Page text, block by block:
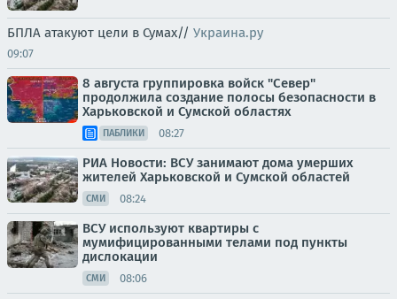
БПЛА атакуют цели в Сумах// Украина.ру
09:07
8 августа группировка войск "Север"
продолжила создание полосы безопасности в
Харьковской и Сумской областях
ПАБЛИКИ 08:27
РИА Новости: ВСУ занимают дома умерших
жителей Харьковской и Сумской областей
СМИ 08:24
ВСУ используют квартиры с
мумифицированными телами под пункты
дислокации
СМИ 08:06